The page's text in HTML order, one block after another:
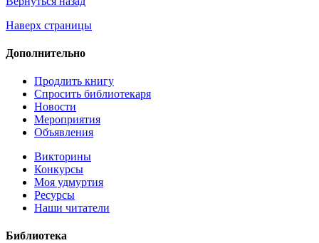
Наверх страницы
Дополнительно
Продлить книгу
Спросить библиотекаря
Новости
Мероприятия
Объявления
Викторины
Конкурсы
Моя удмуртия
Ресурсы
Наши читатели
Библиотека